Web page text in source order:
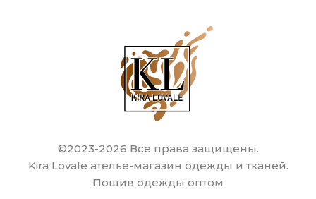
©2023-2026 Все права защищены.
Kira Lovale ателье-магазин одежды и тканей.
Пошив одежды оптом